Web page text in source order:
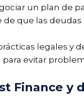
un plan de
de que las
legales y
para evitar
Finance y